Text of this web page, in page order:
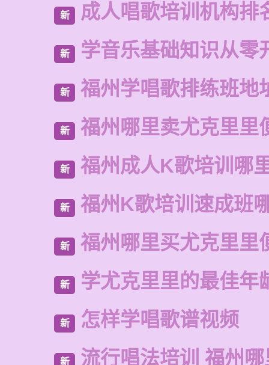
新 成人唱歌培训机构排
新 学音乐基础知识从零
新 福州学唱歌排练班地
新 福州哪里卖尤克里里
新 福州成人K歌培训哪
新 福州K歌培训速成班
新 福州哪里买尤克里里
新 学尤克里里的最佳年
新 怎样学唱歌谱视频
新 流行唱法培训 福州